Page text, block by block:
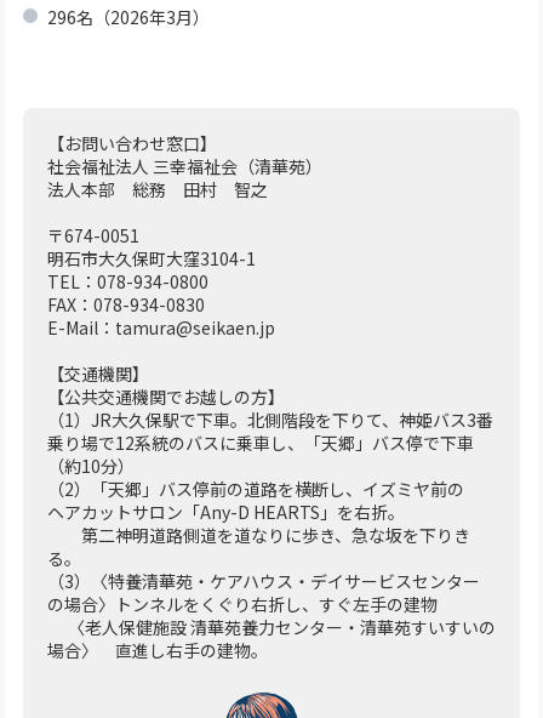
296名（2026年3月）
【お問い合わせ窓口】
社会福祉法人 三幸福祉会（清華苑）
法人本部 総務 田村 智之
〒674-0051
明石市大久保町大窪3104-1
TEL：078-934-0800
FAX：078-934-0830
E-Mail：tamura@seikaen.jp
【交通機関】
【公共交通機関でお越しの方】
（1）JR大久保駅で下車。北側階段を下りて、神姫バス3番
乗り場で12系統のバスに乗車し、「天郷」バス停で下車
（約10分）
（2）「天郷」バス停前の道路を横断し、イズミヤ前の
ヘアカットサロン「Any-D HEARTS」を右折。
第二神明道路側道を道なりに歩き、急な坂を下りき
る。
（3）〈特養清華苑・ケアハウス・デイサービスセンター
の場合〉トンネルをくぐり右折し、すぐ左手の建物
〈老人保健施設 清華苑養力センター・清華苑すいすいの
場合〉 直進し右手の建物。